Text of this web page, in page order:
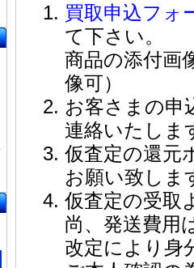
買取申込フォ
て下さい。
商品の添付画
像可）
お客さまの申
連絡いたしま
仮査定の還元
お願い致しま
仮査定の受取
尚、発送費用
改定により身